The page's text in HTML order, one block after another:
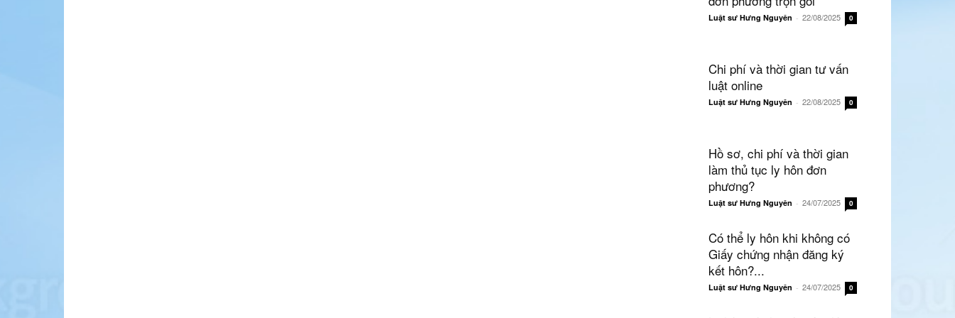
Luật sư Hưng Nguyên - 22/08/2025 0
Chi phí và thời gian tư vấn
luật online
Luật sư Hưng Nguyên - 22/08/2025 0
Hồ sơ, chi phí và thời gian
làm thủ tục ly hôn đơn
phương?
Luật sư Hưng Nguyên - 24/07/2025 0
Có thể ly hôn khi không có
Giấy chứng nhận đăng ký
kết hôn?...
Luật sư Hưng Nguyên - 24/07/2025 0